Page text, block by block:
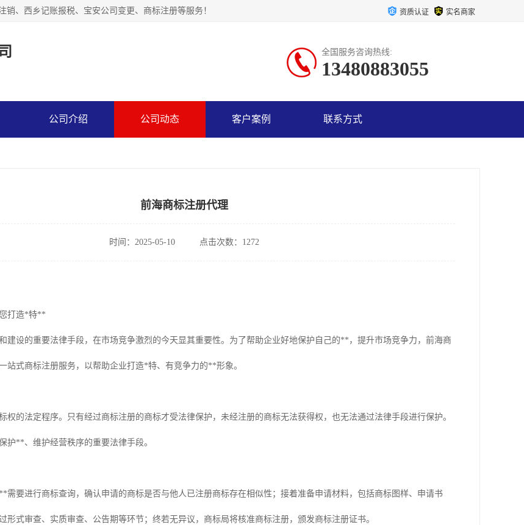
、西乡记账报税、宝安公司变更、商标注册等服务！ 资质认证 实名商家
全国服务咨询热线:
13480883055
公司介绍 公司动态 客户案例 联系方式
前海商标注册代理
时间：2025-05-10 点击次数：1272
打造*特**
建设的重要法律手段，在市场竞争激烈的今天显其重要性。为了帮助企业好地保护自己的**，提升市场竞争力，前海商
站式商标注册服务，以帮助企业打造*特、有竞争力的**形象。
权的法定程序。只有经过商标注册的商标才受法律保护，未经注册的商标无法获得权，也无法通过法律手段进行保护。
护**、维护经营秩序的重要法律手段。
需要进行商标查询，确认申请的商标是否与他人已注册商标存在相似性；接着准备申请材料，包括商标图样、申请书
形式审查、实质审查、公告期等环节；终若无异议，商标局将核准商标注册，颁发商标注册证书。